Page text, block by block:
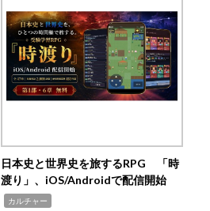
日本史と世界史を旅するRPG 「時
渡り」、iOS/Androidで配信開始
カルチャー